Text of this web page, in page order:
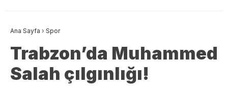
Ana Sayfa › Spor
Trabzon’da Muhammed
Salah çılgınlığı!